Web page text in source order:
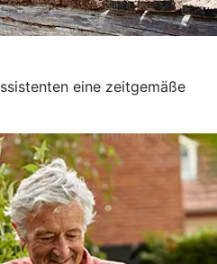
eine zeitgemäße